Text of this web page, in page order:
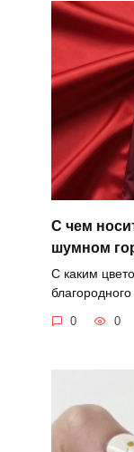
С чем
шумном
С каким
благородного
0 0